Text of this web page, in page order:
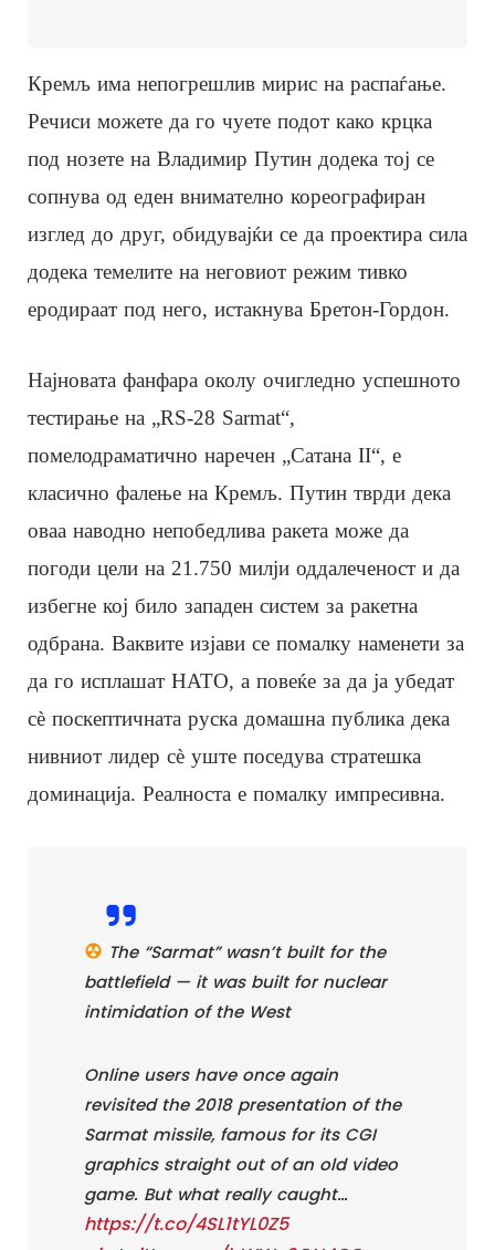
Кремљ има непогрешлив мирис на распаѓање.
Речиси можете да го чуете подот како крцка
под нозете на Владимир Путин додека тој се
сопнува од еден внимателно кореографиран
изглед до друг, обидувајќи се да проектира сила
додека темелите на неговиот режим тивко
еродираат под него, истакнува Бретон-Гордон.
Најновата фанфара околу очигледно успешното
тестирање на „RS-28 Sarmat“,
помелодраматично наречен „Сатана II“, е
класично фалење на Кремљ. Путин тврди дека
оваа наводно непобедлива ракета може да
погоди цели на 21.750 милји оддалеченост и да
избегне кој било западен систем за ракетна
одбрана. Ваквите изјави се помалку наменети за
да го исплашат НАТО, а повеќе за да ја убедат
сè поскептичната руска домашна публика дека
нивниот лидер сè уште поседува стратешка
доминација. Реалноста е помалку импресивна.
The “Sarmat” wasn’t built for the
battlefield — it was built for nuclear
intimidation of the West
Online users have once again
revisited the 2018 presentation of the
Sarmat missile, famous for its CGI
graphics straight out of an old video
game. But what really caught…
https://t.co/4SL1tYL0Z5